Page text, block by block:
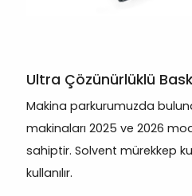
Ultra Çözünürlüklü
Makina parkurumuzda
makinaları 2025 ve 2026
sahiptir. Solvent mürekkep
kullanılır.